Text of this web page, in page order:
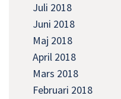
Juli 2018
Juni 2018
Maj 2018
April 2018
Mars 2018
Februari 2018